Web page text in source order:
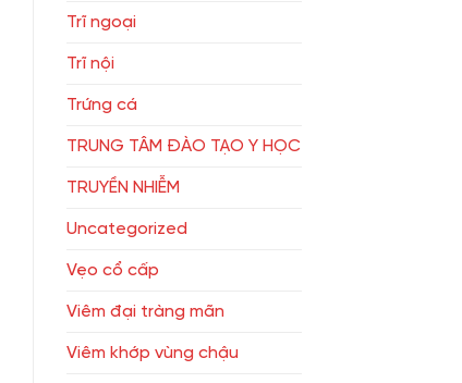
Trĩ ngoại
Trĩ nội
Trứng cá
TRUNG TÂM ĐÀO TẠO Y HỌC
TRUYỀN NHIỄM
Uncategorized
Vẹo cổ cấp
Viêm đại tràng mãn
Viêm khớp vùng chậu